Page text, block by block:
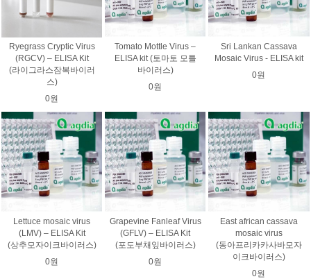
Ryegrass Cryptic Virus
(RGCV) – ELISA Kit
(라이그라스잠복바이러
스)
0원
Tomato Mottle Virus –
ELISA kit (토마토 모틀
바이러스)
0원
Sri Lankan Cassava
Mosaic Virus - ELISA kit
0원
Lettuce mosaic virus
(LMV) – ELISA Kit
(상추모자이크바이러스)
0원
Grapevine Fanleaf Virus
(GFLV) – ELISA Kit
(포도부채잎바이러스)
0원
East african cassava
mosaic virus
(동아프리카카사바모자
이크바이러스)
0원